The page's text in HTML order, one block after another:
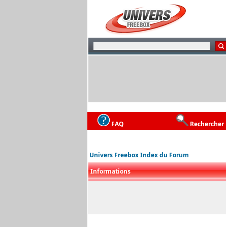
FAQ Rechercher
Univers Freebox Index du Forum
Informations